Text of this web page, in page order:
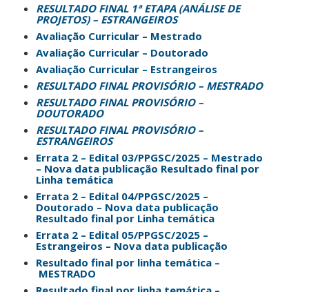
RESULTADO FINAL 1ª ETAPA (ANÁLISE DE
PROJETOS) – ESTRANGEIROS
Avaliação Curricular – Mestrado
Avaliação Curricular – Doutorado
Avaliação Curricular – Estrangeiros
RESULTADO FINAL PROVISÓRIO – MESTRADO
RESULTADO FINAL PROVISÓRIO –
DOUTORADO
RESULTADO FINAL PROVISÓRIO –
ESTRANGEIROS
Errata 2 – Edital 03/PPGSC/2025 – Mestrado
– Nova data publicação Resultado final por
Linha temática
Errata 2 – Edital 04/PPGSC/2025 –
Doutorado – Nova data publicação
Resultado final por Linha temática
⁠Errata 2 – Edital 05/PPGSC/2025 –
Estrangeiros – Nova data publicação
Resultado final por linha temática –
MESTRADO